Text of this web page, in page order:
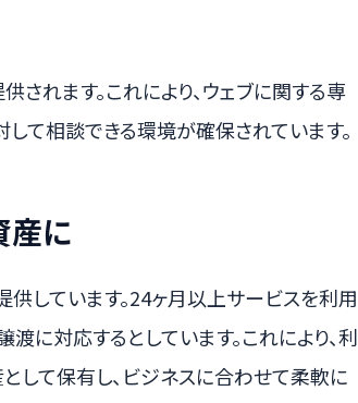
れます。これにより、ウェブに関する専
て相談できる環境が確保されています。
産に
しています。24ヶ月以上サービスを利用
に対応するとしています。これにより、利
して保有し、ビジネスに合わせて柔軟に